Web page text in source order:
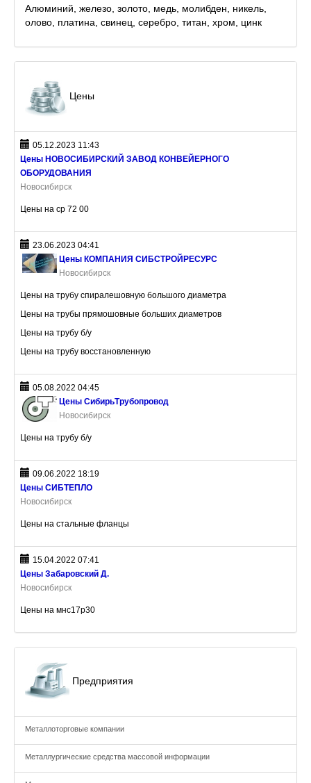
Алюминий, железо, золото, медь, молибден, никель,
олово, платина, свинец, серебро, титан, хром, цинк
Цены
05.12.2023 11:43
Цены НОВОСИБИРСКИЙ ЗАВОД КОНВЕЙЕРНОГО
ОБОРУДОВАНИЯ
Новосибирск
Цены на сp 72 00
23.06.2023 04:41
Цены КОМПАНИЯ СИБСТРОЙРЕСУРС
Новосибирск
Цены на трубу спиралешовную большого диаметра
Цены на трубы прямошовные больших диаметров
Цены на трубу б/у
Цены на трубу восстановленную
05.08.2022 04:45
Цены СибирьТрубопровод
Новосибирск
Цены на трубу б/у
09.06.2022 18:19
Цены СИБТЕПЛО
Новосибирск
Цены на стальные фланцы
15.04.2022 07:41
Цены Забаровский Д.
Новосибирск
Цены на мнс17р30
Предприятия
Металлоторговые компании
Металлургические средства массовой информации